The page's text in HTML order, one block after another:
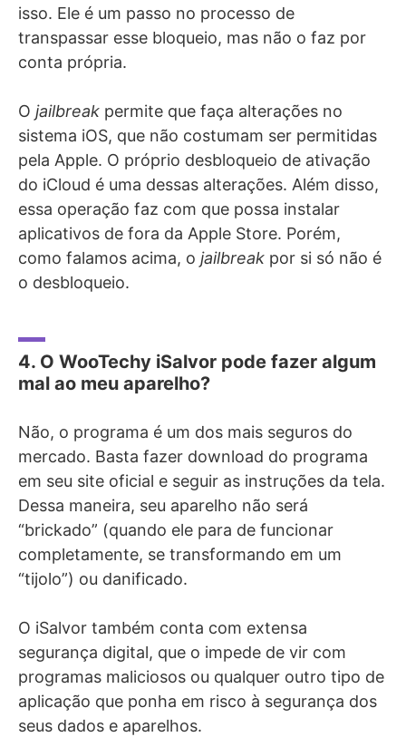
isso. Ele é um passo no processo de
transpassar esse bloqueio, mas não o faz por
conta própria.
O jailbreak permite que faça alterações no
sistema iOS, que não costumam ser permitidas
pela Apple. O próprio desbloqueio de ativação
do iCloud é uma dessas alterações. Além disso,
essa operação faz com que possa instalar
aplicativos de fora da Apple Store. Porém,
como falamos acima, o jailbreak por si só não é
o desbloqueio.
4. O WooTechy iSalvor pode fazer algum
mal ao meu aparelho?
Não, o programa é um dos mais seguros do
mercado. Basta fazer download do programa
em seu site oficial e seguir as instruções da tela.
Dessa maneira, seu aparelho não será
“brickado” (quando ele para de funcionar
completamente, se transformando em um
“tijolo”) ou danificado.
O iSalvor também conta com extensa
segurança digital, que o impede de vir com
programas maliciosos ou qualquer outro tipo de
aplicação que ponha em risco à segurança dos
seus dados e aparelhos.